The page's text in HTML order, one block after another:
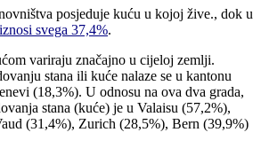
posjeduje kuću u kojoj žive., dok u
svega 37,4%.
variraju značajno u cijeloj zemlji.
stana ili kuće nalaze se u kantonu
(18,3%). U odnosu na ova dva grada,
stana (kuće) je u Valaisu (57,2%),
(31,4%), Zurich (28,5%), Bern (39,9%)